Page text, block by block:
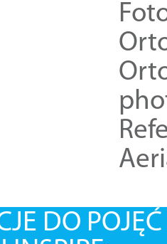
DO